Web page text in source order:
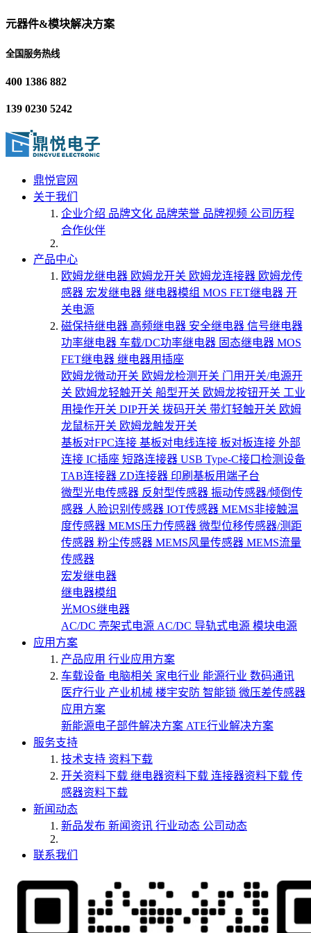
元器件&模块解决方案
全国服务热线
400 1386 882
139 0230 5242
鼎悦官网
关于我们
企业介绍 品牌文化 品牌荣誉 品牌视频 公司历程
合作伙伴
产品中心
欧姆龙继电器 欧姆龙开关 欧姆龙连接器 欧姆龙传
感器 宏发继电器 继电器模组 MOS FET继电器 开
关电源
磁保持继电器 高频继电器 安全继电器 信号继电器
功率继电器 车载/DC功率继电器 固态继电器 MOS
FET继电器 继电器用插座
欧姆龙微动开关 欧姆龙检测开关 门用开关/电源开
关 欧姆龙轻触开关 船型开关 欧姆龙按钮开关 工业
用操作开关 DIP开关 拨码开关 带灯轻触开关 欧姆
龙鼠标开关 欧姆龙触发开关
基板对FPC连接 基板对电线连接 板对板连接 外部
连接 IC插座 短路连接器 USB Type-C接口检测设备
TAB连接器 ZD连接器 印刷基板用端子台
微型光电传感器 反射型传感器 振动传感器/倾倒传
感器 人脸识别传感器 IOT传感器 MEMS非接触温
度传感器 MEMS压力传感器 微型位移传感器/测距
传感器 粉尘传感器 MEMS风量传感器 MEMS流量
传感器
宏发继电器
继电器模组
光MOS继电器
AC/DC 壳架式电源 AC/DC 导轨式电源 模块电源
应用方案
产品应用 行业应用方案
车载设备 电脑相关 家电行业 能源行业 数码通讯
医疗行业 产业机械 楼宇安防 智能锁 微压差传感器
应用方案
新能源电子部件解决方案 ATE行业解决方案
服务支持
技术支持 资料下载
开关资料下载 继电器资料下载 连接器资料下载 传
感器资料下载
新闻动态
新品发布 新闻资讯 行业动态 公司动态
联系我们